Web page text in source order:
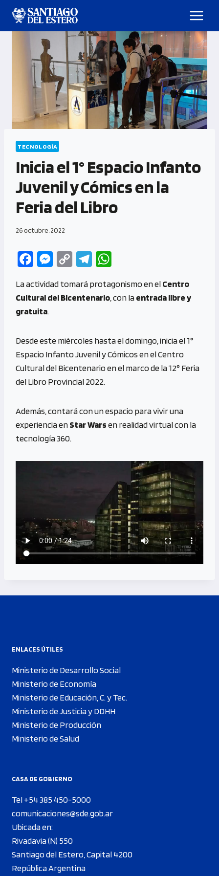
TECNOLOGÍA
Inicia el 1° Espacio Infanto
Juvenil y Cómics en la
Feria del Libro
26 octubre, 2022
Fa
b
o
k
M
se
n
er
C
py
Li
k
Te
gr
a
at
s
p
p
La actividad tomará protagonismo en elCentro
Cultural del Bicentenario , con laentrada libre y
gratuita.
Desde este miércoles hasta el domingo, inicia el 1°
Espacio Infanto Juvenil y Cómicos en el Centro
Cultural del Bicentenario en el marco de la 12° Feria
del Libro Provincial 2022.
Además, contará con un espacio para vivir una
experiencia enStar Warsen realidad virtual con la
tecnología 360.
ENLACES ÚTILES
Ministerio de Desarrollo Social
Ministerio de Economía
Ministerio de Educación, C. y Tec.
Ministerio de Justicia y DDHH
Ministerio de Producción
Ministerio de Salud
CASA DE GOBIERNO
Tel +54 385 450-5000
comunicaciones@sde.gob.ar
Ubicada en:
Rivadavia (N) 550
Santiago del Estero, Capital 4200
República Argentina